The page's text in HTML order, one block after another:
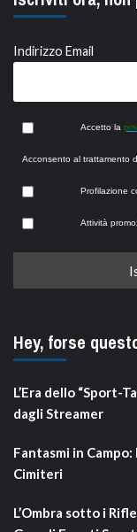
Indirizzo Email
Accetto la
Acconsento al trattamento
Profilazione
Attività
Hey, forse
L’Era dello “Sport-
dagli Streamer
Fantasmi in
Cimiteri
L’Ombra sotto i